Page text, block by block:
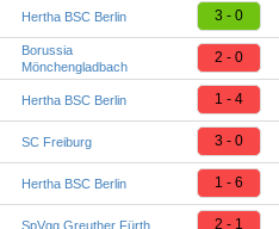
Hertha BSC Berlin 3 - 0
Borussia
Mönchengladbach
2 - 0
Hertha BSC Berlin 1 - 4
SC Freiburg 3 - 0
Hertha BSC Berlin 1 - 6
SpVgg Greuther Fürth 2 - 1